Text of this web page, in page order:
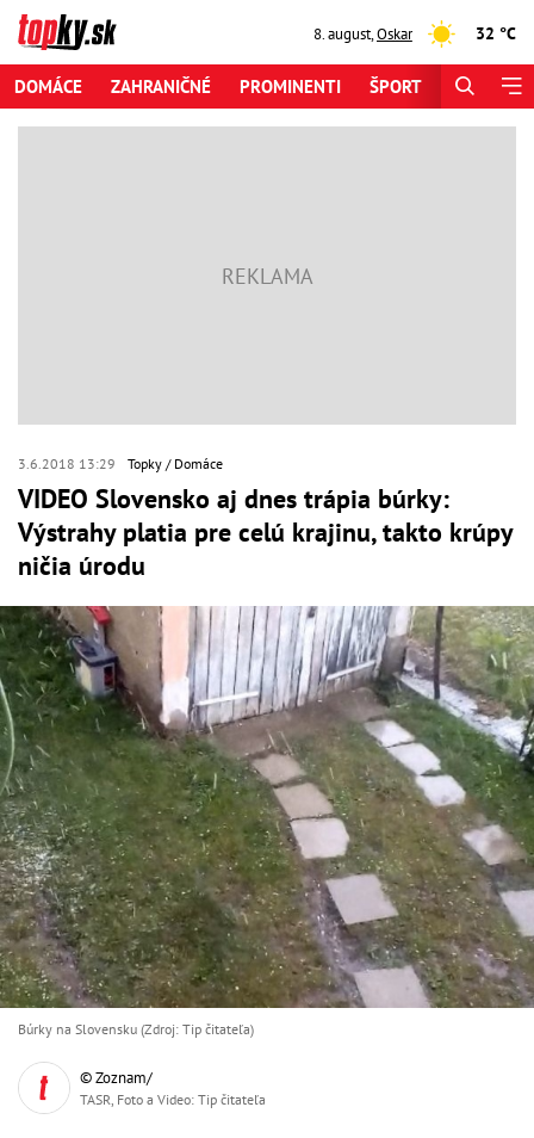
8. august,Oskar 32 °C
DOMÁCE ZAHRANIČNÉ PROMINENTI ŠPORT
3.6.2018 13:29 Topky Domáce
VIDEO Slovensko aj dnes trápia búrky:
Výstrahy platia pre celú krajinu, takto krúpy
ničia úrodu
Búrky na Slovensku (Zdroj: Tip čitateľa)
© Zoznam/
TASR, Foto a Video: Tip čitateľa